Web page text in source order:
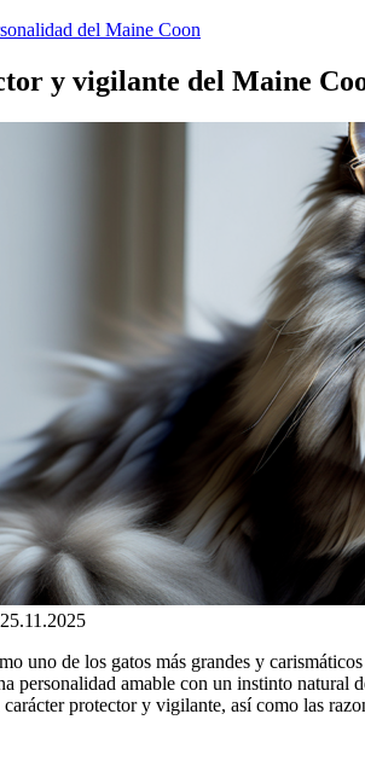
del Maine Coon
y vigilante del Maine
25.11.2025
uno de los gatos más grandes y
personalidad amable con un instinto natural
protector y vigilante, así como las